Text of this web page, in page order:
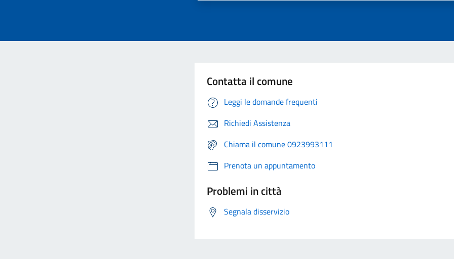
Contatta il comune
Leggi le domande frequenti
Richiedi Assistenza
Chiama il comune 0923993111
Prenota un appuntamento
Problemi in città
Segnala disservizio